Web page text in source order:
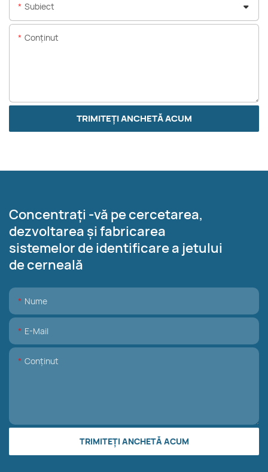
Subiect
Conţinut
TRIMITEȚI ANCHETĂ ACUM
Concentrați -vă pe cercetarea,
dezvoltarea și fabricarea
sistemelor de identificare a jetului
de cerneală
Nume
E-Mail
Conţinut
TRIMITEȚI ANCHETĂ ACUM